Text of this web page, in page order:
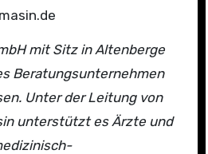
mit Sitz in Altenberge
Beratungsunternehmen
Unter der Leitung von
unterstützt es Ärzte und